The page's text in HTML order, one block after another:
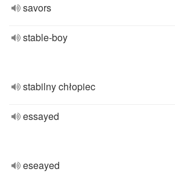
savors
stable-boy
stabilny chłopiec
essayed
eseayed